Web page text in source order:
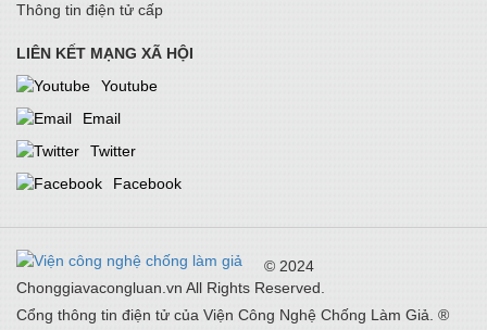
Tận dụng nguồn lực thúc đẩy tăng trưởng xanh
5G & Internet tốc độ cao thúc đẩy công nghiệp CNTT, AI cho
tương lai
PSI tổ chức thành công ĐHĐCĐ thường niên 2026: Tăng tốc
chuyển đổi, kiến tạo động lực tăng trưởng mới
22/04/2026
Thông tin điện tử cấp
LIÊN KẾT MẠNG XÃ HỘI
Youtube
Email
Twitter
Facebook
© 2024
Chonggiavacongluan.vn All Rights Reserved.
Cổng thông tin điện tử của Viện Công Nghệ Chống Làm Giả. ®